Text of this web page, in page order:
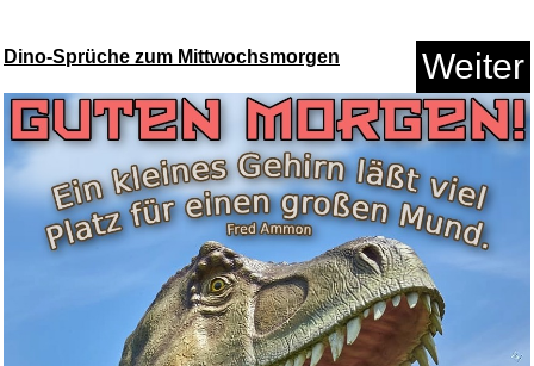
WORX WG801E.91
Heckenschere 20...
Dino-Sprüche zum Mittwochsmorgen Weiter